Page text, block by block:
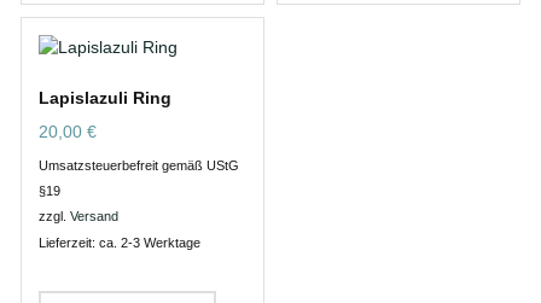
Lapislazuli Ring
20,00 €
Umsatzsteuerbefreit gemäß UStG
§19
zzgl. Versand
Lieferzeit: ca. 2-3 Werktage